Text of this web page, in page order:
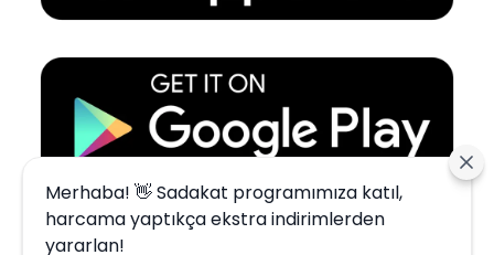
Merhaba! 👋 Sadakat programımıza katıl,
harcama yaptıkça ekstra indirimlerden
yararlan!